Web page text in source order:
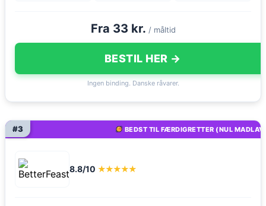
Fra 33 kr. / måltid
BESTIL HER →
Ingen binding. Danske råvarer.
BEDST TIL FÆRDIGRETTER (NUL
#3
8.8/10 ★★★★★